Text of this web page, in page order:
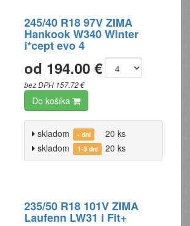
245/40 R18 97V ZIMA
Hankook W340 Winter
i*cept evo 4
od 194.00 €
bez DPH 157.72 €
Do košíka
skladom - dní
20 ks
skladom
1-3 dni 20 ks
235/50 R18 101V ZIMA
Laufenn LW31 i Fit+